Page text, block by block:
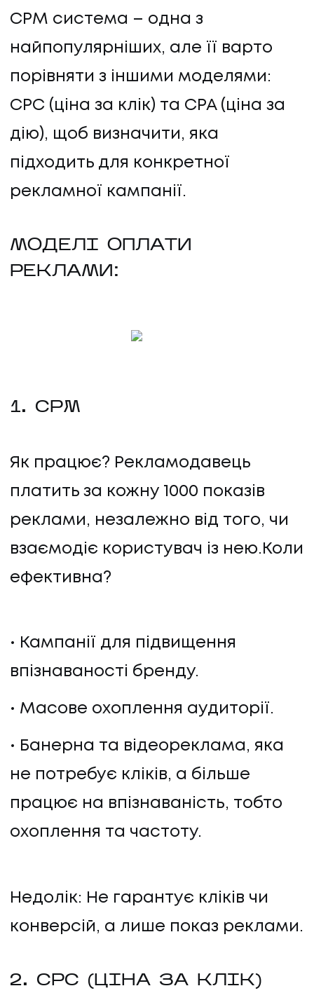
CPM система – одна з
найпопулярніших, але її варто
порівняти з іншими моделями:
CPC (ціна за клік) та CPA (ціна за
дію), щоб визначити, яка
підходить для конкретної
рекламної кампанії.
МОДЕЛІ ОПЛАТИ
РЕКЛАМИ:
1. CPM
Як працює? Рекламодавець
платить за кожну 1000 показів
реклами, незалежно від того, чи
взаємодіє користувач із нею.Коли
ефективна?
Кампанії для підвищення
впізнаваності бренду.
Масове охоплення аудиторії.
Банерна та відеореклама, яка
не потребує кліків, а більше
працює на впізнаваність, тобто
охоплення та частоту.
Недолік: Не гарантує кліків чи
конверсій, а лише показ реклами.
2. CPC (ЦІНА ЗА КЛІК)